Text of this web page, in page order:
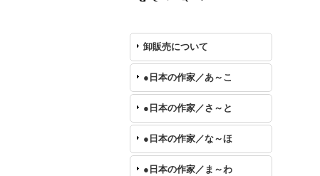
卸販売について
●日本の作家／あ～こ
●日本の作家／さ～と
●日本の作家／な～ほ
●日本の作家／ま～わ